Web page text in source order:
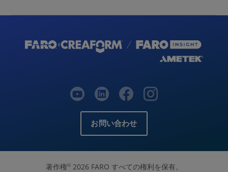
お問い合わせ
著作権©2026 FARO すべての権利を保有。